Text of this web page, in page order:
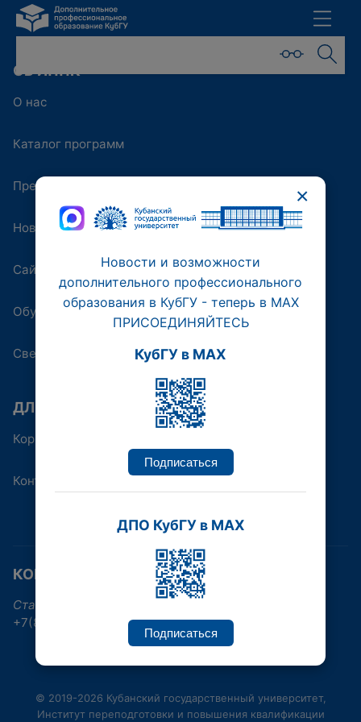
ОБ ИППК
О нас
Каталог программ
Преподаватели
Новости
Сайт университета
Обучающая платформа
Сведения об образовательной организации
ДЛЯ КОГО
Корпоративным клиентам
Контакты
КОНТАКТНАЯ ИНФОРМАЦИЯ
Ставропольская улица, 149, Краснодар
+7(861)219-96-38, +7(861)992-17-30
© 2019-2026 Кубанский государственный университет,
Институт переподготовки и повышения квалификации
×
Новости и возможности
дополнительного профессионального
образования в КубГУ - теперь в МАХ
ПРИСОЕДИНЯЙТЕСЬ
КубГУ в MAX
Подписаться
ДПО КубГУ в MAX
Подписаться